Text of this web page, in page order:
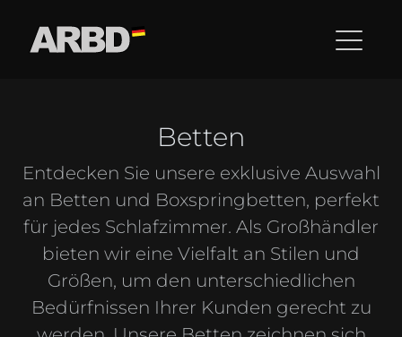
Betten
Entdecken Sie unsere exklusive Auswahl
an Betten und Boxspringbetten, perfekt
für jedes Schlafzimmer. Als Großhändler
bieten wir eine Vielfalt an Stilen und
Größen, um den unterschiedlichen
Bedürfnissen Ihrer Kunden gerecht zu